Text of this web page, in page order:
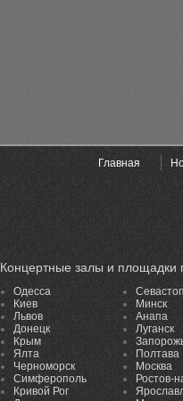
Главная
Концертные залы и площадки
Одесса
Киев
Львов
Донецк
Крым
Ялта
Черноморск
Симферополь
Кривой Рог
Минск
Анапа
Луганск
Полтава
Москва
Ростов-